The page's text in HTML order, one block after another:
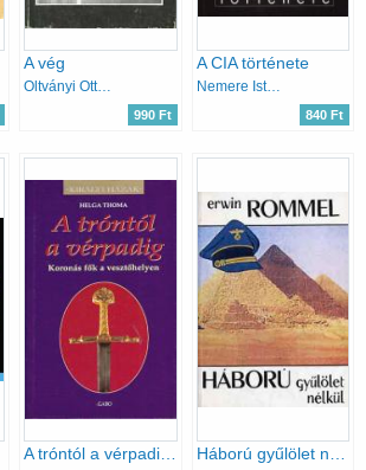
A vég
Oltványi Ottó-Oltványi Tamás
990 Ft
A CIA története
Nemere István
840 Ft